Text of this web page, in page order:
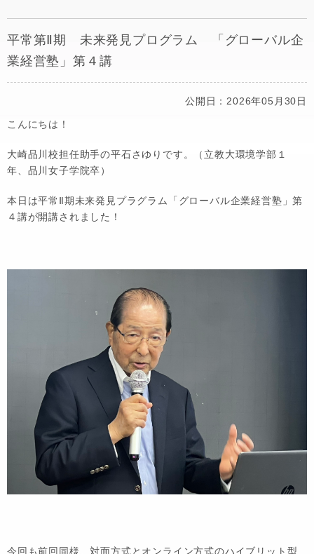
平常第Ⅱ期 未来発見プログラム 「グローバル企
業経営塾」第４講
公開日：2026年05月30日
こんにちは！
大崎品川校担任助手の平石さゆりです。（立教大環境学部１
年、品川女子学院卒）
本日は平常Ⅱ期未来発見プラグラム「グローバル企業経営塾」第
４講が開講されました！
今回も前回同様、対面方式とオンライン方式のハイブリット型